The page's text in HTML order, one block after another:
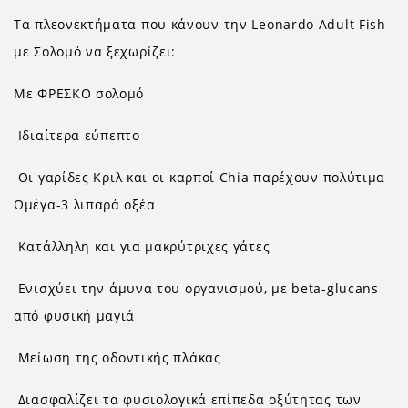
Τα πλεονεκτήματα που κάνουν την Leonardo Adult Fish
με Σολομό να ξεχωρίζει:
Με ΦΡΕΣΚΟ σολομό
Ιδιαίτερα εύπεπτο
Οι γαρίδες Κριλ και οι καρποί Chia παρέχουν πολύτιμα
Ωμέγα-3 λιπαρά οξέα
Κατάλληλη και για μακρύτριχες γάτες
Ενισχύει την άμυνα του οργανισμού, με beta-glucans
από φυσική μαγιά
Μείωση της οδοντικής πλάκας
Διασφαλίζει τα φυσιολογικά επίπεδα οξύτητας των